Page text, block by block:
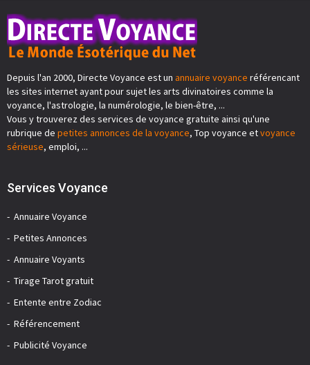
Depuis l'an 2000, Directe Voyance est un annuaire voyance référencant
les sites internet ayant pour sujet les arts divinatoires comme la
voyance, l'astrologie, la numérologie, le bien-être, ...
Vous y trouverez des services de voyance gratuite ainsi qu'une
rubrique de petites annonces de la voyance, Top voyance etvoyance
sérieuse, emploi, ...
Services Voyance
Annuaire Voyance
Petites Annonces
Annuaire Voyants
Tirage Tarot gratuit
Entente entre Zodiac
Référencement
Publicité Voyance